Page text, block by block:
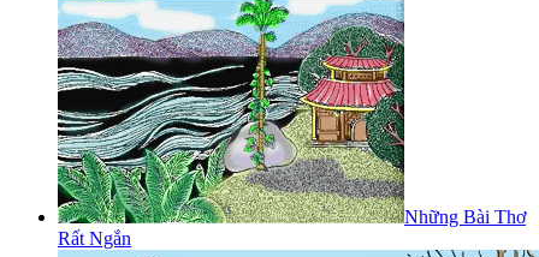
Những Bài Thơ
Rất Ngắn